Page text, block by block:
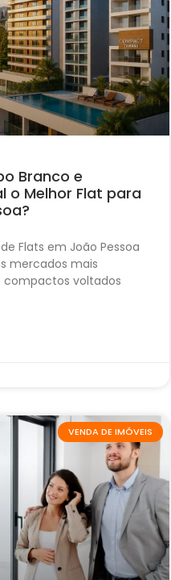
Branco e
o Melhor Flat para
Flats em João Pessoa
mercados mais
compactos voltados
VENDA DE IMÓVEIS